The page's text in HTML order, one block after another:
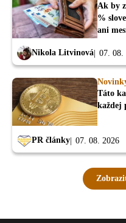
Ak by
%
ani
Nikola Litvinová 07. 08.
Táto
každej
PR články 07. 08. 2026